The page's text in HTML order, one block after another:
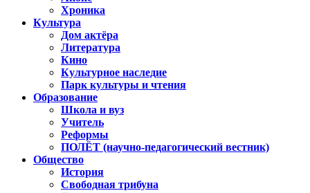
Хроника
Культура
Дом актёра
Литература
Кино
Культурное наследие
Парк культуры и чтения
Образование
Школа и вуз
Учитель
Реформы
ПОЛЁТ (научно-педагогический вестник)
Общество
История
Свободная трибуна